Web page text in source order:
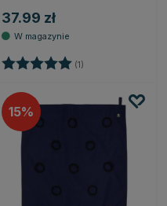
37.99 zł
Ocena: (1)
15